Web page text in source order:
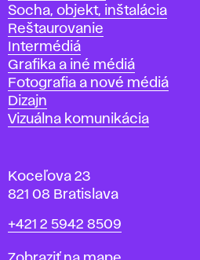
Socha, objekt, inštalácia
Reštaurovanie
Intermédiá
Grafika a iné médiá
Fotografia a nové médiá
Dizajn
Vizuálna komunikácia
Koceľova 23
821 08 Bratislava
Telefón
+421 2 5942 8509